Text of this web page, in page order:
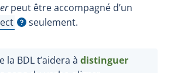
peut être accompagné d’un
seulement.
la BDL t’aidera à distinguer